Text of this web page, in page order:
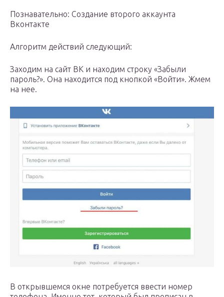
Познавательно: Создание второго аккаунта
Вконтакте
Алгоритм действий следующий:
Заходим на сайт ВК и находим строку «Забыли
пароль?». Она находится под кнопкой «Войти». Жмем
на нее.
В открывшемся окне потребуется ввести номер